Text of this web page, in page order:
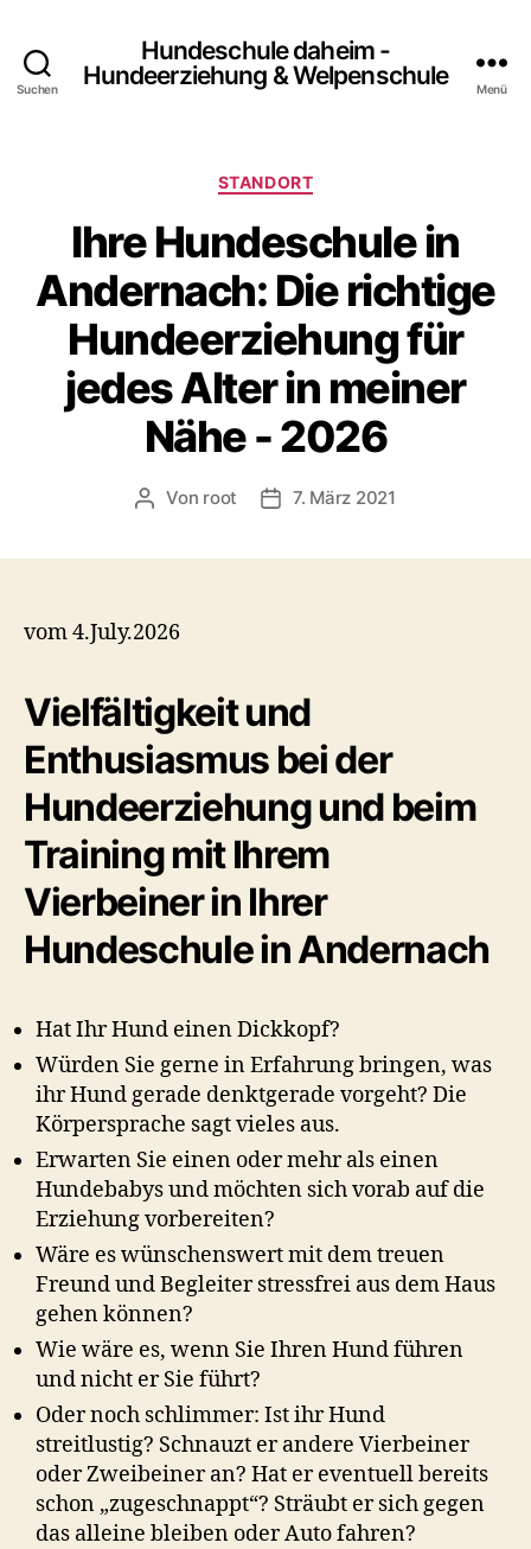
Suchen
Hundeschule daheim -
Hundeerziehung & Welpenschule
Menü
Kategorien
STANDORT
Ihre Hundeschule in
Andernach: Die richtige
Hundeerziehung für
jedes Alter in meiner
Nähe - 2026
Beitragsautor
Von root Beitragsdatum
7. März 2021
vom 4.July.2026
Vielfältigkeit und
Enthusiasmus bei der
Hundeerziehung und beim
Training mit Ihrem
Vierbeiner in Ihrer
Hundeschule in Andernach
Hat Ihr Hund einen Dickkopf?
Würden Sie gerne in Erfahrung bringen, was
ihr Hund gerade denktgerade vorgeht? Die
Körpersprache sagt vieles aus.
Erwarten Sie einen oder mehr als einen
Hundebabys und möchten sich vorab auf die
Erziehung vorbereiten?
Wäre es wünschenswert mit dem treuen
Freund und Begleiter stressfrei aus dem Haus
gehen können?
Wie wäre es, wenn Sie Ihren Hund führen
und nicht er Sie führt?
Oder noch schlimmer: Ist ihr Hund
streitlustig? Schnauzt er andere Vierbeiner
oder Zweibeiner an? Hat er eventuell bereits
schon „zugeschnappt“? Sträubt er sich gegen
das alleine bleiben oder Auto fahren?